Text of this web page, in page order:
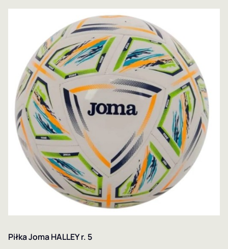
Piłka Joma HALLEY r. 5